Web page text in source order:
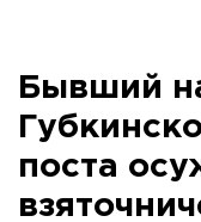
Бывший
поста